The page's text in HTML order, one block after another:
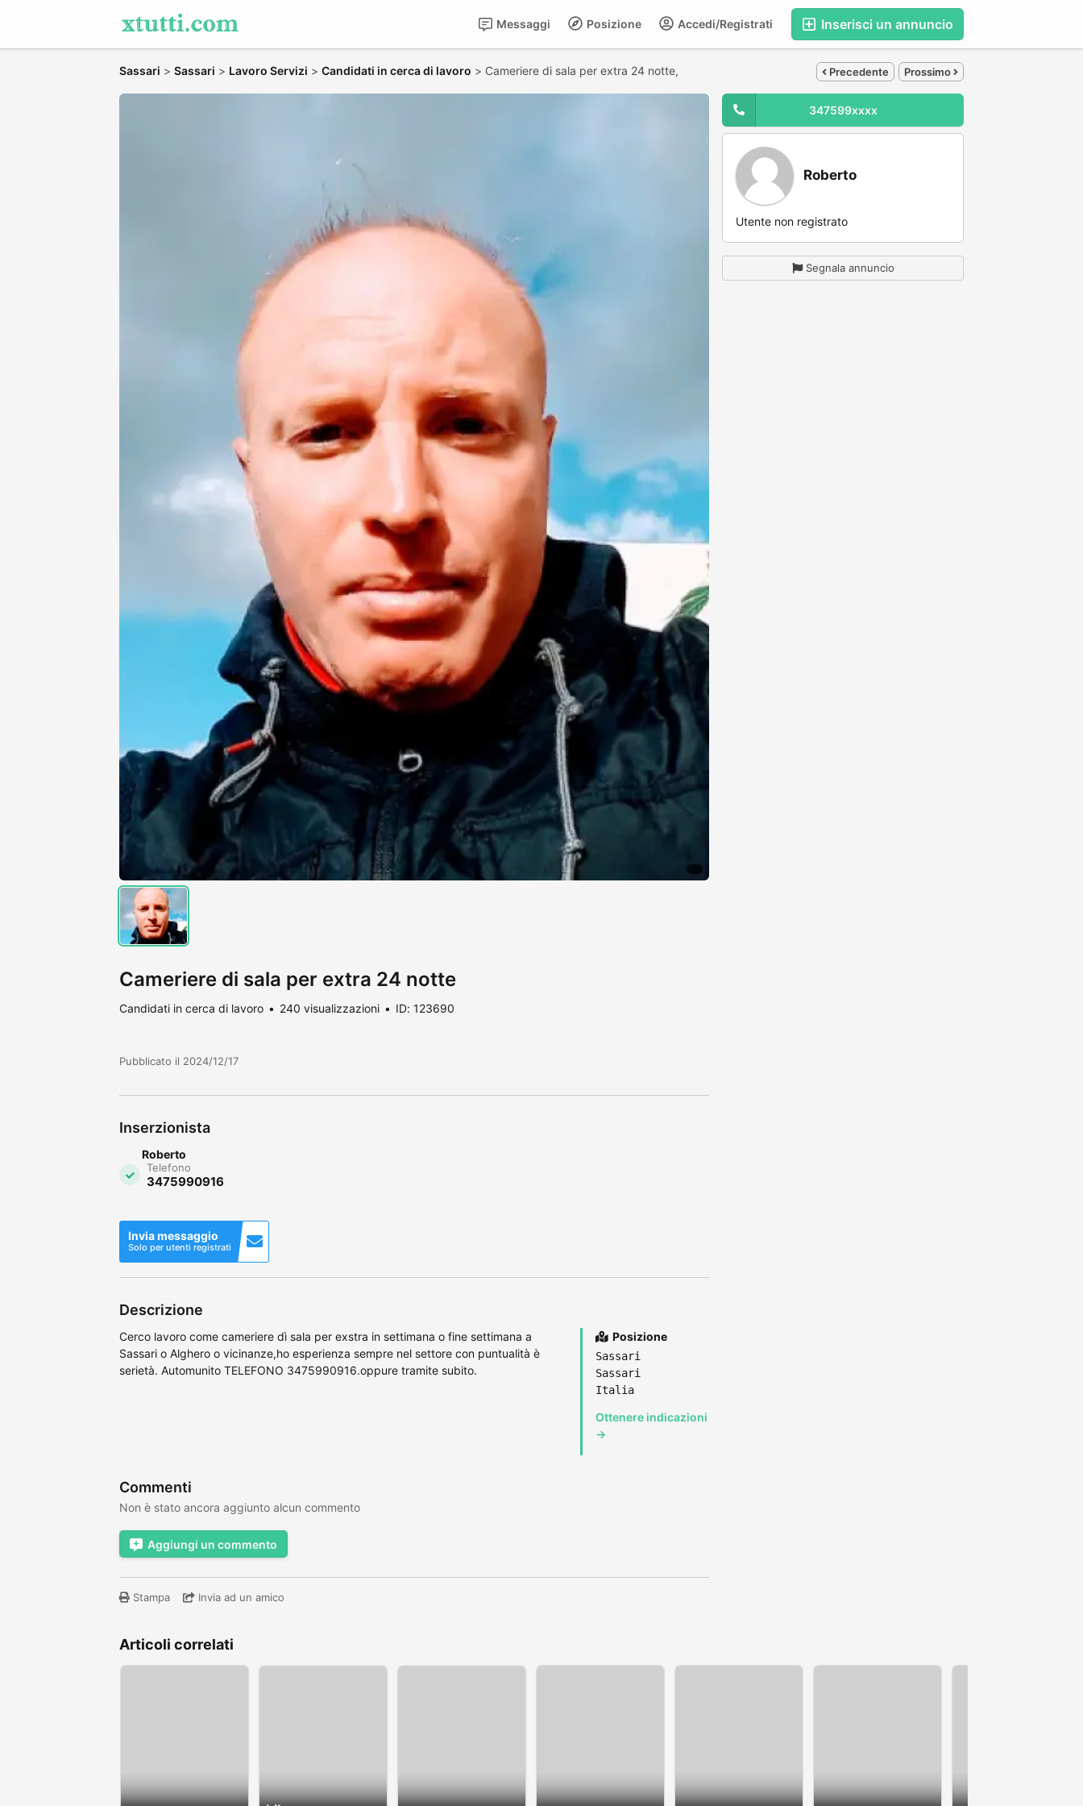
Inserisci un annuncio
Accedi/Registrati
Posizione
Messaggi
Sassari > Sassari > Lavoro Servizi > Candidati in cerca di lavoro > Cameriere di sala per extra 24 notte, Precedente Prossimo
Cameriere di sala per extra 24 notte
Candidati in cerca di lavoro 240 visualizzazioni ID: 123690
Pubblicato il 2024/12/17
Inserzionista
Roberto
Telefono
3475990916
Invia messaggio
Solo per utenti registrati
Descrizione
Cerco lavoro come cameriere dì sala per exstra in settimana o fine settimana a
Sassari o Alghero o vicinanze,ho esperienza sempre nel settore con puntualità è
serietà. Automunito TELEFONO 3475990916.oppure tramite subito.
Posizione
Sassari
Sassari
Italia
Ottenere indicazioni
→
Commenti
Non è stato ancora aggiunto alcun commento
Aggiungi un commento
Stampa Invia ad un amico
347599xxxx
Roberto
Utente non registrato
Segnala annuncio
Articoli correlati